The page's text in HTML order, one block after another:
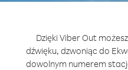
Dzięki Viber Out
dźwięku, dzwoniąc do
dowolnym numerem